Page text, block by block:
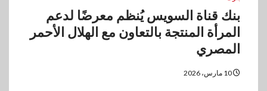
بنك قناة السويس يُنظم معرضًا لدعم
المرأة المنتجة بالتعاون مع الهلال الأحمر
المصري